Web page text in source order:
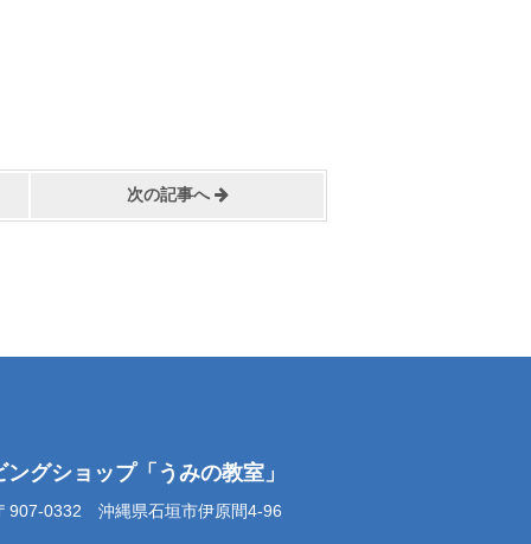
次の記事へ
グショップ「うみの教室」
907-0332 沖縄県石垣市伊原間4-96